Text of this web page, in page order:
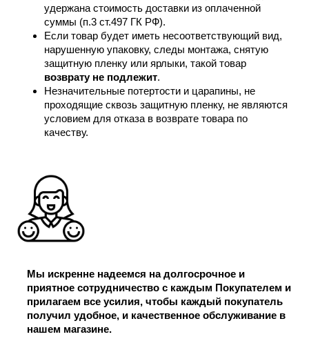
удержана стоимость доставки из оплаченной
суммы (п.3 ст.497 ГК РФ).
Если товар будет иметь несоответствующий вид,
нарушенную упаковку, следы монтажа, снятую
защитную пленку или ярлыки, такой товар
возврату не подлежит.
Незначительные потертости и царапины, не
проходящие сквозь защитную пленку, не являются
условием для отказа в возврате товара по
качеству.
Мы искренне надеемся на долгосрочное и
приятное сотрудничество с каждым Покупателем и
прилагаем все усилия, чтобы каждый покупатель
получил удобное, и качественное обслуживание в
нашем магазине.